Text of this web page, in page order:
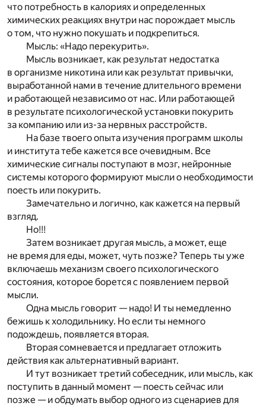
что потребность в калориях и определенных
химических реакциях внутри нас порождает мысль
о том, что нужно покушать и подкрепиться.
Мысль: «Надо перекурить».
Мысль возникает, как результат недостатка
в организме никотина или как результат привычки,
выработанной нами в течение длительного времени
и работающей независимо от нас. Или работающей
в результате психологической установки покурить
за компанию или из-за нервных расстройств.
На базе твоего опыта изучения программ школы
и института тебе кажется все очевидным. Все
химические сигналы поступают в мозг, нейронные
системы которого формируют мысли о необходимости
поесть или покурить.
Замечательно и логично, как кажется на первый
взгляд.
Но!!!
Затем возникает другая мысль, а может, еще
не время для еды, может, чуть позже? Теперь ты уже
включаешь механизм своего психологического
состояния, которое борется с появлением первой
мысли.
Одна мысль говорит — надо! И ты немедленно
бежишь к холодильнику. Но если ты немного
подождешь, появляется вторая.
Вторая сомневается и предлагает отложить
действия как альтернативный вариант.
И тут возникает третий собеседник, или мысль, как
поступить в данный момент — поесть сейчас или
позже — и обдумать выбор одного из сценариев для